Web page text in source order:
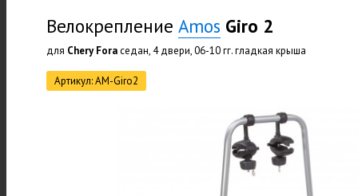
Велокрепление Amos Giro 2
для Chery Foraседан, 4 двери, 06-10 гг. гладкая крыша
Артикул: AM-Giro2